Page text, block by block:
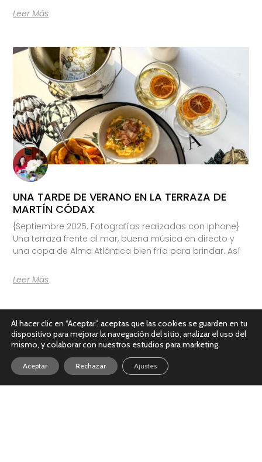
Leer Más
UNA TARDE DE VERANO EN LA TERRAZA DE
MARTÍN CÓDAX
{Septiembre 2025. Fotografías realizadas con Iphone}
Una terraza frente al mar, buena música en directo y
una copa de Alma Atlántica bien fría para brindar. Así
Leer Más
Al hacer clic en “Aceptar”, aceptas que las cookies se guarden en tu
dispositivo para mejorar la navegación del sitio, analizar el uso del
mismo, y colaborar con nuestros estudios para marketing.
Aceptar Rechazar Ajustes